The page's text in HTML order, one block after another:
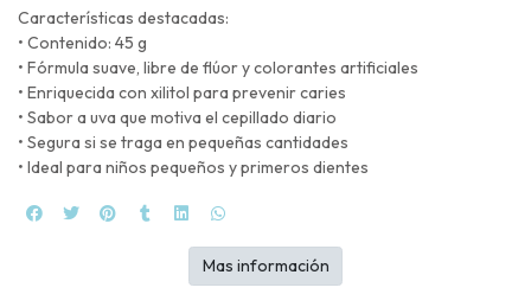
Características destacadas:
• Contenido: 45 g
• Fórmula suave, libre de flúor y colorantes artificiales
• Enriquecida con xilitol para prevenir caries
• Sabor a uva que motiva el cepillado diario
• Segura si se traga en pequeñas cantidades
• Ideal para niños pequeños y primeros dientes
Mas información